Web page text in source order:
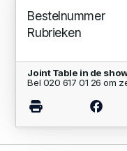
Bestelnummer
Rubrieken
Joint Table in de
Bel 020 617 01 26 om